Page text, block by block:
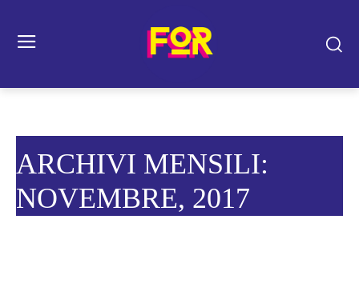
ARCHIVI MENSILI:
NOVEMBRE, 2017